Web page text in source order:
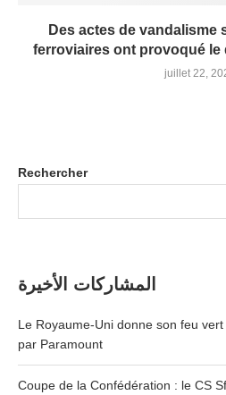
Des actes de vandalisme
ferroviaires ont provoqué
juillet 22,
Rechercher
المشاركات الأخيرة
Le Royaume-Uni donne son feu
par Paramount
Coupe de la Confédération : le CS